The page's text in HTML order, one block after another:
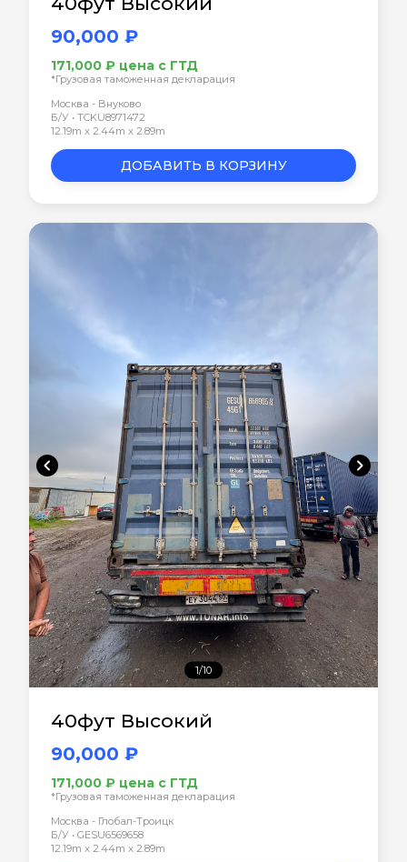
90,000 ₽
171,000 ₽ цена с ГТД
*Грузовая таможенная декларация
Москва - Внуково
Б/У • TCKU8971472
12.19m x 2.44m x 2.89m
ДОБАВИТЬ В КОРЗИНУ
chevron_left chevron_right
1/10
40фут Высокий
90,000 ₽
171,000 ₽ цена с ГТД
*Грузовая таможенная декларация
Москва - Глобал-Троицк
Б/У • GESU6569658
12.19m x 2.44m x 2.89m